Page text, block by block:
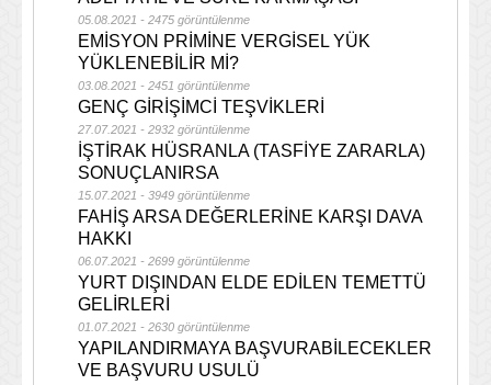
05.08.2021 - 2475 görüntülenme
EMİSYON PRİMİNE VERGİSEL YÜK
YÜKLENEBİLİR Mİ?
03.08.2021 - 2451 görüntülenme
GENÇ GİRİŞİMCİ TEŞVİKLERİ
27.07.2021 - 2932 görüntülenme
İŞTİRAK HÜSRANLA (TASFİYE ZARARLA)
SONUÇLANIRSA
15.07.2021 - 3949 görüntülenme
FAHİŞ ARSA DEĞERLERİNE KARŞI DAVA
HAKKI
06.07.2021 - 2699 görüntülenme
YURT DIŞINDAN ELDE EDİLEN TEMETTÜ
GELİRLERİ
01.07.2021 - 2630 görüntülenme
YAPILANDIRMAYA BAŞVURABİLECEKLER
VE BAŞVURU USULÜ